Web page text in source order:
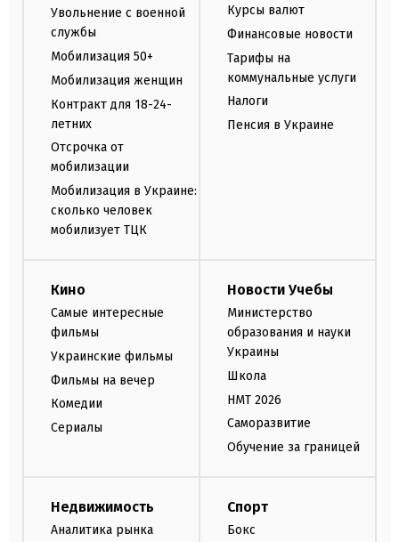
Увольнение с военной
службы
Мобилизация 50+
Мобилизация женщин
Контракт для 18-24-
летних
Отсрочка от
мобилизации
Мобилизация в Украине:
сколько человек
мобилизует ТЦК
Курсы валют
Финансовые новости
Тарифы на
коммунальные услуги
Налоги
Пенсия в Украине
Кино
Самые интересные
фильмы
Украинские фильмы
Фильмы на вечер
Комедии
Сериалы
Новости Учебы
Министерство
образования и науки
Украины
Школа
НМТ 2026
Саморазвитие
Обучение за границей
Недвижимость
Аналитика рынка
Спорт
Бокс